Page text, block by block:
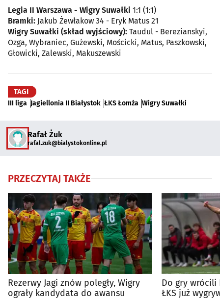
Legia II Warszawa - Wigry Suwałki 1:1 (1:1)
Bramki: Jakub Żewłakow 34 - Eryk Matus 21
Wigry Suwałki (skład wyjściowy): Taudul - Berezianskyi,
Ozga, Wybraniec, Gużewski, Mościcki, Matus, Paszkowski,
Głowicki, Zalewski, Makuszewski
TAGI
III liga Jagiellonia II Białystok ŁKS Łomża Wigry Suwałki
Rafał Żuk
rafal.zuk@bialystokonline.pl
PRZECZYTAJ TAKŻE
Rezerwy Jagi znów poległy, Wigry
ograły kandydata do awansu
Do gry wrócili
ŁKS już